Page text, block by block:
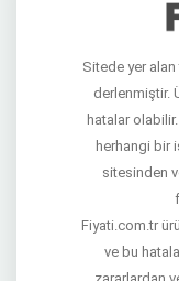
Sitede yer
derlenmiştir.
hatalar
herhangi bir
sitesinden
Fiyati.com.tr
ve bu